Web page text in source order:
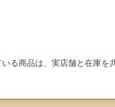
る商品は、実店舗と在庫